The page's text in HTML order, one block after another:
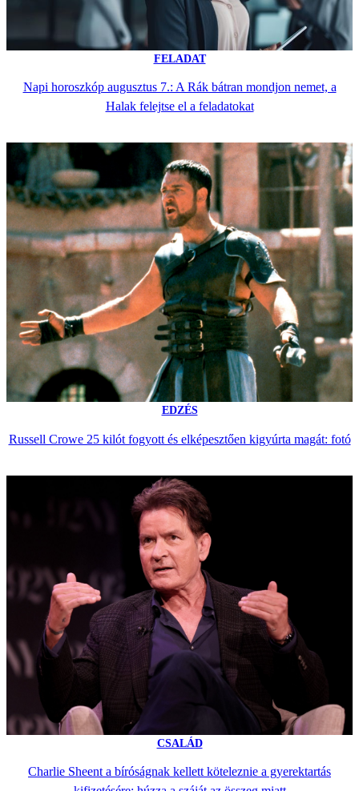
FELADAT
Napi horoszkóp augusztus 7.: A Rák bátran mondjon nemet, a
Halak felejtse el a feladatokat
EDZÉS
Russell Crowe 25 kilót fogyott és elképesztően kigyúrta magát: fotó
CSALÁD
Charlie Sheent a bíróságnak kellett köteleznie a gyerektartás